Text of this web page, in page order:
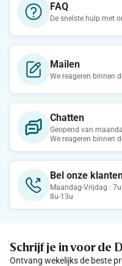
FAQ
De snelste hulp met
Mailen
We reageren binnen
Chatten
Geopend van
We reageren binnen
Bel onze
Maandag-Vrijdag :
8u-13u
Schrijf je in voor de
Ontvang wekelijks de beste